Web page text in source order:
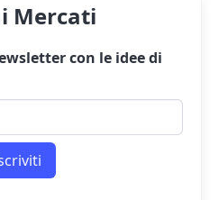
Mercati
con le idee di